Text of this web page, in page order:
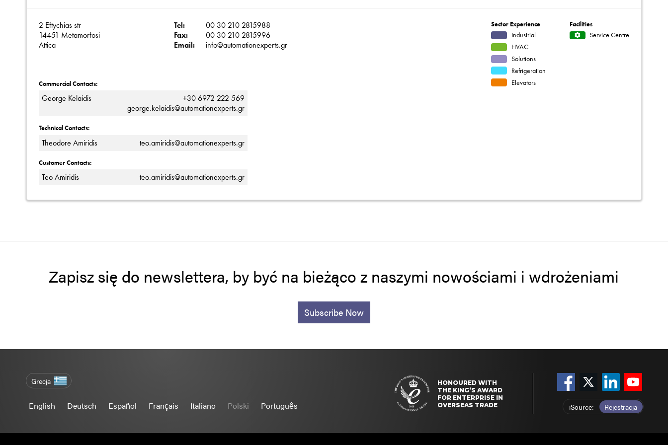
2 Eftychias str
14451 Metamorfosi
Attica
Tel:
00 30 210 2815988
Fax:
00 30 210 2815996
Email:
info@automationexperts.gr
Commercial Contacts:
George Kelaidis
+30 6972 222 569
george.kelaidis@automationexperts.gr
Technical Contacts:
Theodore Amiridis teo.amiridis@automationexperts.gr
Customer Contacts:
Teo Amiridis teo.amiridis@automationexperts.gr
Sector Experience
Industrial
HVAC
Solutions
Refrigeration
Elevators
Facilities
Service Centre
Zapisz się do newslettera, by być na bieżąco z naszymi nowościami i wdrożeniami
Subscribe Now
HONOURED WITH
THE KING’S AWARD
FOR ENTERPRISE IN
OVERSEAS TRADE
iSource Rejestracja
Grecja
English Deutsch Español Français Italiano Polski Português